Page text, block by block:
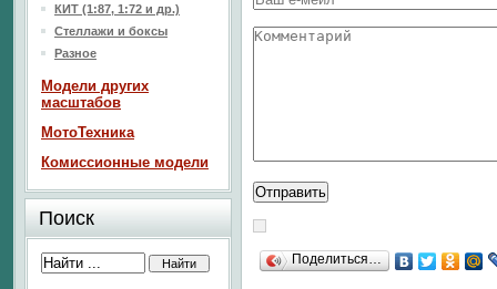
Поделиться…
КИТ (1:87, 1:72 и др.)
Стеллажи и боксы
Разное
Модели других
масштабов
МотоТехника
Комиссионные модели
Поиск